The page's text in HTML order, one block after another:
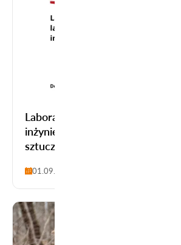
Laboratoria nauk
inżynierii i matematyki (STEM)
sztucznej inteligencji (AI)
01.09.2025-31.08.2026